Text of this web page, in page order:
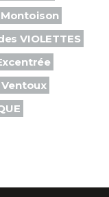
Montoison
VIOLETTES
Ventoux